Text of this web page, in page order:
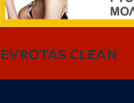
EVROTAS CLEAN